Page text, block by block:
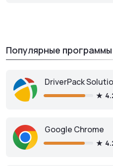
Популярные
DriverPack
Google Chrome